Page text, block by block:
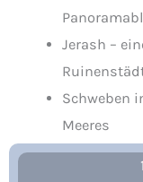
Jerash –
Schweben
Meeres